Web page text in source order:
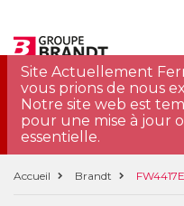
Site Actuellement
vous prions de nous
Notre site web est
pour une mise à jour
essentielle.
Accueil Brandt